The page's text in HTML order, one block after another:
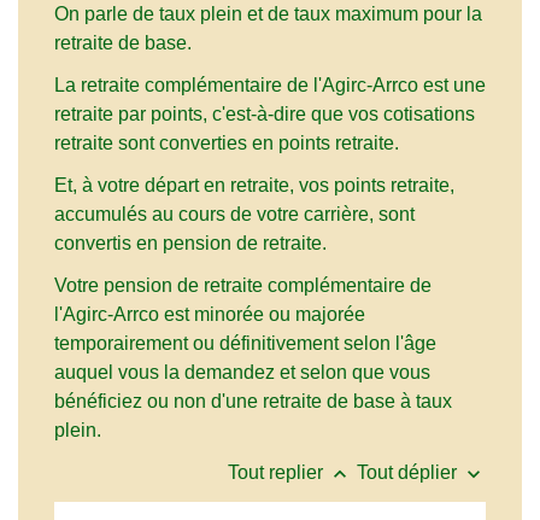
On parle de taux plein et de taux maximum pour la
retraite de base.
La retraite complémentaire de l'Agirc-Arrco est une
retraite par points, c'est-à-dire que vos cotisations
retraite sont converties en points retraite.
Et, à votre départ en retraite, vos points retraite,
accumulés au cours de votre carrière, sont
convertis en pension de retraite.
Votre pension de retraite complémentaire de
l'Agirc-Arrco est minorée ou majorée
temporairement ou définitivement selon l'âge
auquel vous la demandez et selon que vous
bénéficiez ou non d'une retraite de base à taux
plein.
Tout replier keyboard_arrow_up Tout déplier keyboard_arrow_down